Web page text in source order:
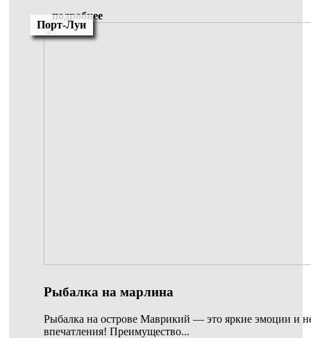
подробнее
Порт-Луи
Рыбалка на марлина
Рыбалка на острове Маврикий — это яркие эмоции и
впечатления! Преимущество...